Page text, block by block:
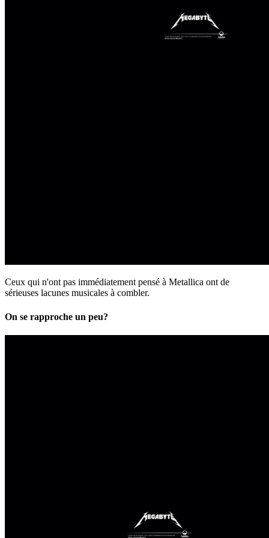
Ceux qui n'ont pas immédiatement pensé à Metallica ont de
sérieuses lacunes musicales à combler.
On se rapproche un peu?